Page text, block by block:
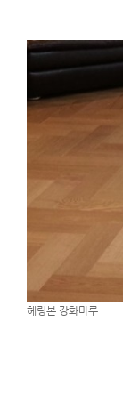
헤링본 강화마루